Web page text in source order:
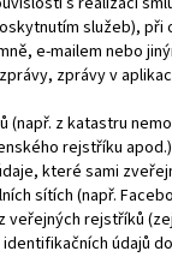
služeb), při
e-mailem nebo
zprávy v
(např. z katastru
rejstříku
které sami
sítích (např.
veřejných rejstříků
údajů